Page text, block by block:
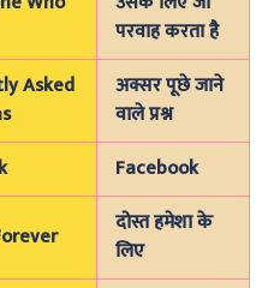
परवाह करता है
Asked
अक्सर पूछे जाने
वाले प्रश्न
Facebook
दोस्त हमेशा के
लिए